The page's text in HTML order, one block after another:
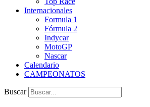
Internacionales
Formula 1
Fórmula 2
Indycar
MotoGP
Nascar
Calendario
CAMPEONATOS
Buscar